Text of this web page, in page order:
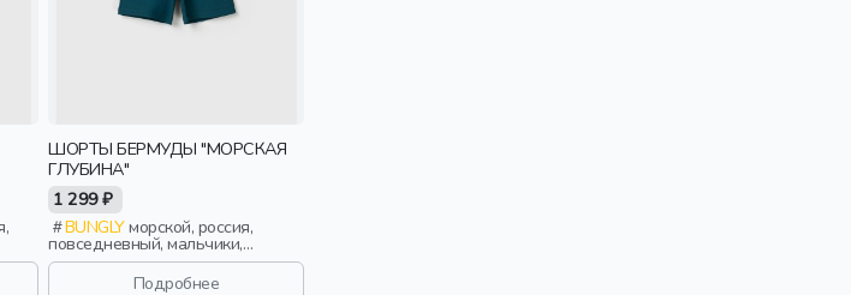
ШОРТЫ БЕРМУДЫ "МОРСКАЯ
ГЛУБИНА"
1 299 ₽
BUNGLYморской, россия,
повседневный, мальчики,
малыши, дошкольники, дети
Подробнее